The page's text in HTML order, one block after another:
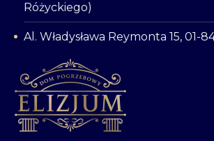
Różyckiego)
Al. Władysława Reymonta 15, 01-